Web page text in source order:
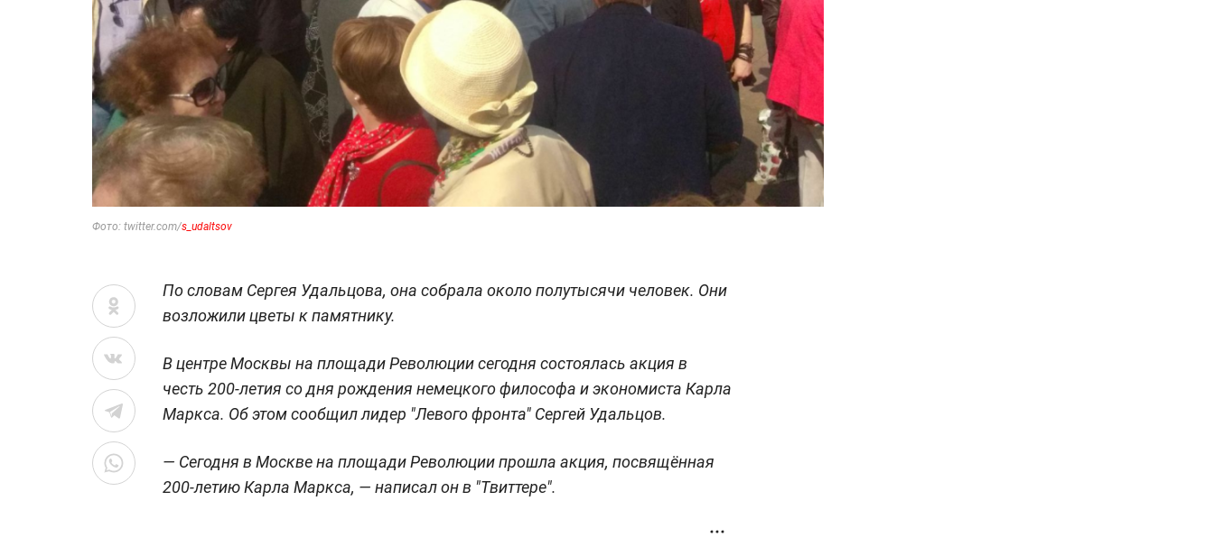
Фото: twitter.com/s_udaltsov
По словам Сергея Удальцова, она собрала около полутысячи человек. Они
возложили цветы к памятнику.
В центре Москвы на площади Революции сегодня состоялась акция в
честь 200-летия со дня рождения немецкого философа и экономиста Карла
Маркса. Об этом сообщил лидер "Левого фронта" Сергей Удальцов.
— Сегодня в Москве на площади Революции прошла акция, посвящённая
200-летию Карла Маркса, — написал он в "Твиттере".